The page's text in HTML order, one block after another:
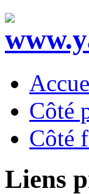
Côté
Côté
Liens